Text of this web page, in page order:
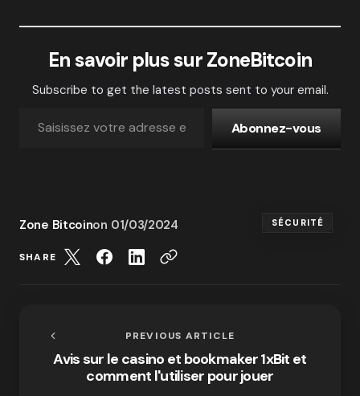
En savoir plus sur ZoneBitcoin
Subscribe to get the latest posts sent to your email.
Abonnez-vous
Zone Bitcoinon 01/03/2024 SÉCURITÉ
SHARE
PREVIOUS ARTICLE
Avis sur le casino et bookmaker 1xBit et
comment l'utiliser pour jouer